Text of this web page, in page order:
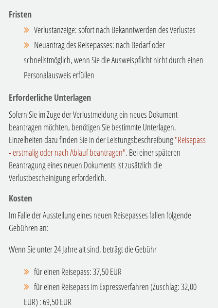
Fristen
Verlustanzeige: sofort nach Bekanntwerden des Verlustes
Neuantrag des Reisepasses: nach Bedarf oder
schnellstmöglich, wenn Sie die Ausweispflicht nicht durch einen
Personalausweis erfüllen
Erforderliche Unterlagen
Sofern Sie im Zuge der Verlustmeldung ein neues Dokument
beantragen möchten, benötigen Sie bestimmte Unterlagen.
Einzelheiten dazu finden Sie in der Leistungsbeschreibung"Reisepass
- erstmalig oder nach Ablauf beantragen". Bei einer späteren
Beantragung eines neuen Dokuments ist zusätzlich die
Verlustbescheinigung erforderlich.
Kosten
Im Falle der Ausstellung eines neuen Reisepasses fallen folgende
Gebühren an:
Wenn Sie unter 24 Jahre alt sind, beträgt die Gebühr
für einen Reisepass: 37,50 EUR
für einen Reisepass im Expressverfahren (Zuschlag: 32,00
EUR) : 69,50 EUR